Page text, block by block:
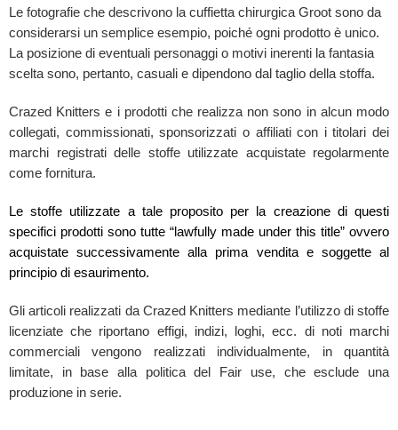
Le fotografie che descrivono la cuffietta chirurgica Groot sono da
considerarsi un semplice esempio, poiché ogni prodotto è unico.
La posizione di eventuali personaggi o motivi inerenti la fantasia
scelta sono, pertanto, casuali e dipendono dal taglio della stoffa.
Crazed Knitters e i prodotti che realizza non sono in alcun modo
collegati, commissionati, sponsorizzati o affiliati con i titolari dei
marchi registrati delle stoffe utilizzate acquistate regolarmente
come fornitura.
Le stoffe utilizzate a tale proposito per la creazione di questi
specifici prodotti sono tutte “lawfully made under this title” ovvero
acquistate successivamente alla prima vendita e soggette al
principio di esaurimento.
Gli articoli realizzati da Crazed Knitters mediante l’utilizzo di stoffe
licenziate che riportano effigi, indizi, loghi, ecc. di noti marchi
commerciali vengono realizzati individualmente, in quantità
limitate, in base alla politica del Fair use, che esclude una
produzione in serie.